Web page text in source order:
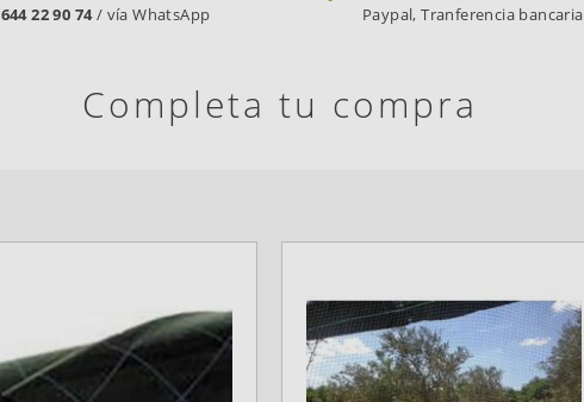
644 22 90 74/ vía WhatsApp
Paypal, Tranferencia bancaria
Completa tu compra